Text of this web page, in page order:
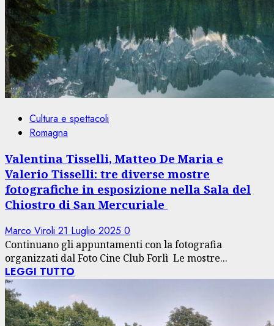
Cultura e spettacoli
Romagna
Valentina Tisselli, Matteo De Maria e
Valerio Tisselli: tre diverse mostre
fotografiche in esposizione nella Sala del
Chiostro di San Mercuriale
Marco Viroli 21 Luglio 2025 0
Continuano gli appuntamenti con la fotografia
organizzati dal Foto Cine Club Forlì Le mostre...
LEGGI TUTTO